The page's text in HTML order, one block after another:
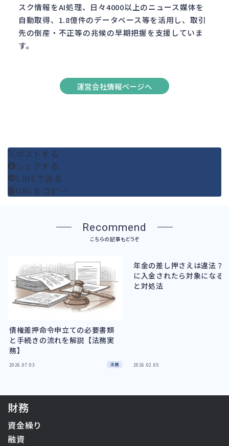
スク情報をAI処理、日々4000以上のニュース媒体を
自動取得、1.8億件のデータベース等を活用し、取引
先の倒産・不正等の兆候の早期把握を支援していま
す。
運営会社情報ページへ
ポストする
シェアする
LINEで送る
URLをコピー
Recommend
こちらの記事もどうぞ
債権差押命令申立ての必要書類
と手続きの流れを解説【法務実
務】
2026.07.03 法務
年金の差し押さえは違法？
に入金されたら対象になる
と対処法
2026.02.05
財務
資金繰り
融資